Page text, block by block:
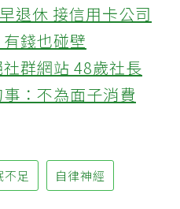
退休 接信用卡公司
錢也碰壁
群網站 48歲社長
：不為面子消費
不足 自律神經